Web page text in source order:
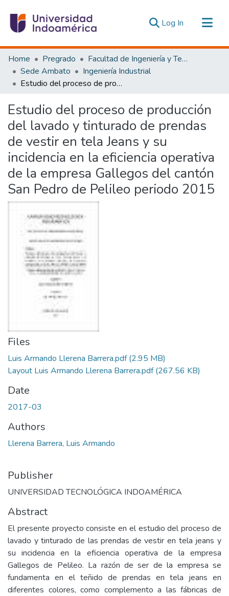
Log In (current)
Communities & Collections
All of DSpace
Statistics
Home Pregrado
Facultad de Ingeniería y Tecnologías de la Información y la Comunicación
Sede Ambato
Ingeniería Industrial
Estudio del proceso de producción del lavado y tinturado de prendas de vestir en tela Jeans y su incidencia en la eficiencia operativa de la empresa Gallegos del cantón San Pedro de Pelileo periodo 2015
Estudio del proceso de producción
del lavado y tinturado de prendas
de vestir en tela Jeans y su
incidencia en la eficiencia operativa
de la empresa Gallegos del cantón
San Pedro de Pelileo periodo 2015
Files
Luis Armando Llerena Barrera.pdf(2.95 MB)
Layout Luis Armando Llerena Barrera.pdf(267.56 KB)
Date
2017-03
Authors
Llerena Barrera, Luis Armando
Publisher
UNIVERSIDAD TECNOLÓGICA INDOAMÉRICA
Abstract
El presente proyecto consiste en el estudio del proceso de
lavado y tinturado de las prendas de vestir en tela jeans y
su incidencia en la eficiencia operativa de la empresa
Gallegos de Pelileo. La razón de ser de la empresa se
fundamenta en el teñido de prendas en tela jeans en
diferentes colores, como complemento a las fábricas de